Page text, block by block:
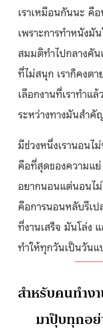
เราเหมือนกันนะ คื
เพราะการทำหนังมั
สมมติทำไปกลางคัน
ที่ไม่สนุก เราก็คงต
เลือกงานที่เราทำแ
ระหว่างทางมันสำ
มีช่วงหนึ่งเรานอน
คือที่สุดของความแย่
อยากนอนแต่นอนไม่
คือการนอนหลับรึเ
ที่งานเสร็จ มันโล่ง แ
ทำให้ทุกวันเป็นวัน
สำหรับคนทำ
มาปุ๊บทุกอย่